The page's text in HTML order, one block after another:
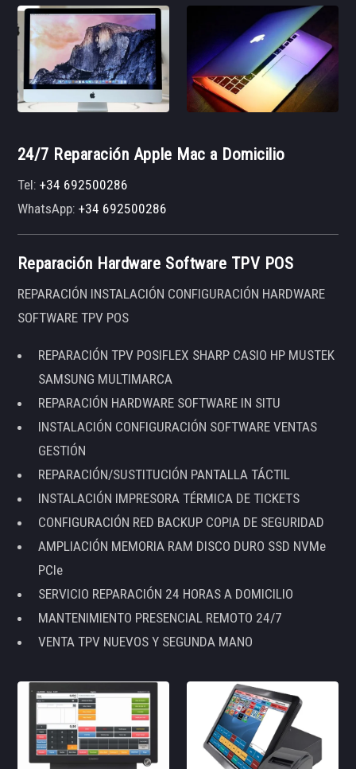
24/7 Reparación Apple Mac a Domicilio
Tel:+34 692500286
WhatsApp:+34 692500286
Reparación Hardware Software TPV POS
REPARACIÓN INSTALACIÓN CONFIGURACIÓN HARDWARE
SOFTWARE TPV POS
REPARACIÓN TPV POSIFLEX SHARP CASIO HP MUSTEK
SAMSUNG MULTIMARCA
REPARACIÓN HARDWARE SOFTWARE IN SITU
INSTALACIÓN CONFIGURACIÓN SOFTWARE VENTAS
GESTIÓN
REPARACIÓN/SUSTITUCIÓN PANTALLA TÁCTIL
INSTALACIÓN IMPRESORA TÉRMICA DE TICKETS
CONFIGURACIÓN RED BACKUP COPIA DE SEGURIDAD
AMPLIACIÓN MEMORIA RAM DISCO DURO SSD NVMe
PCIe
SERVICIO REPARACIÓN 24 HORAS A DOMICILIO
MANTENIMIENTO PRESENCIAL REMOTO 24/7
VENTA TPV NUEVOS Y SEGUNDA MANO